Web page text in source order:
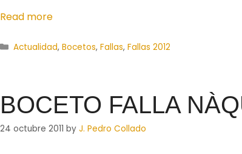
Read more
Actualidad, Bocetos, Fallas, Fallas 2012
BOCETO FALLA
24 octubre 2011 by J. Pedro Collado